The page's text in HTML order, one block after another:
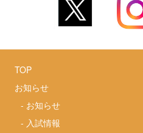
TOP
お知らせ
- お知らせ
- 入試情報